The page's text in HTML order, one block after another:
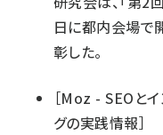
日に都内会場で
彰した。
［Moz - SEOとイ
グの実践情報］